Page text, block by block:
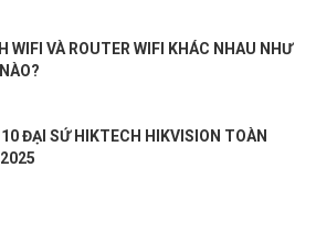
WIFI VÀ ROUTER WIFI KHÁC NHAU NHƯ
ĐẠI SỨ HIKTECH HIKVISION TOÀN